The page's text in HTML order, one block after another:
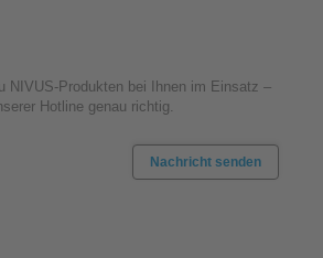
NIVUS-Produkten bei Ihnen im Einsatz –
Hotline genau richtig.
Nachricht senden